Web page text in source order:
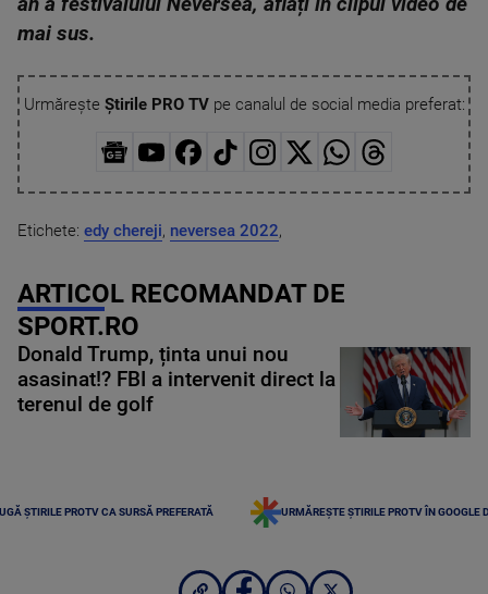
mai sus.
Urmărește Știrile PRO TVpe canalul de social media preferat:
Etichete: edy chereji, neversea 2022,
ARTICOL RECOMANDAT DE
SPORT.RO
Donald Trump, ținta unui nou
asasinat!? FBI a intervenit direct la
terenul de golf
ȘTIRILE PROTV CA SURSĂ PREFERATĂ URMĂREȘTE ȘTIRILE PROTV ÎN GOOGLE